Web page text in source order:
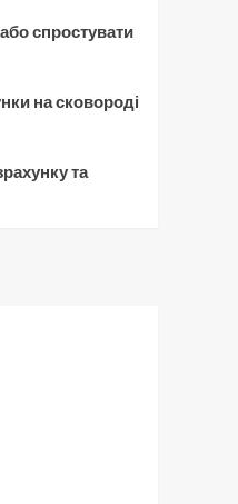
спростувати
на сковороді
та